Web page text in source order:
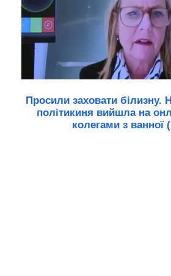
Просили заховати білизну.
політикиня вийшла на
колегами з ванної